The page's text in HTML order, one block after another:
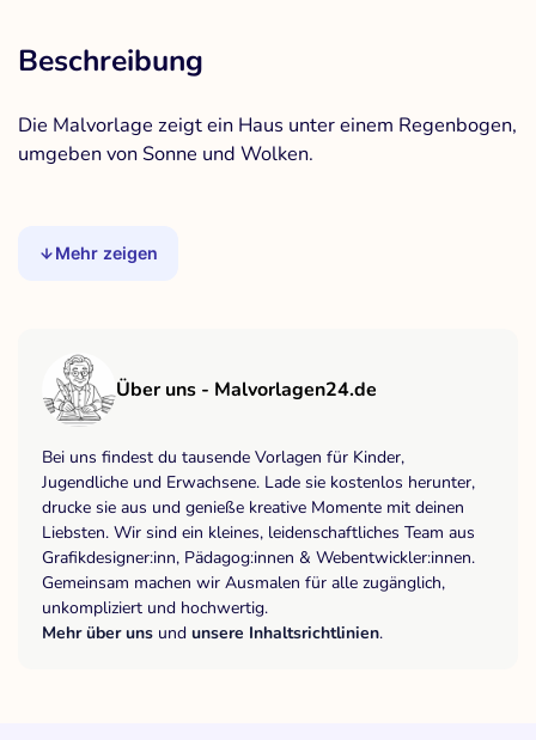
Beschreibung
Die Malvorlage zeigt ein Haus unter einem Regenbogen,
umgeben von Sonne und Wolken.
Mehr zeigen
Über uns - Malvorlagen24.de
Bei uns findest du tausende Vorlagen für Kinder,
Jugendliche und Erwachsene. Lade sie kostenlos herunter,
drucke sie aus und genieße kreative Momente mit deinen
Liebsten. Wir sind ein kleines, leidenschaftliches Team aus
Grafikdesigner:inn, Pädagog:innen & Webentwickler:innen.
Gemeinsam machen wir Ausmalen für alle zugänglich,
unkompliziert und hochwertig.
Mehr über uns und unsere Inhaltsrichtlinien.